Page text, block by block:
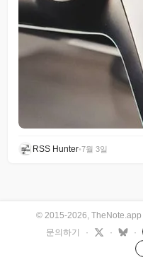
RSS Hunter•7월 3일
© 2015-2026, TheNote.app
문의하기
· · ·